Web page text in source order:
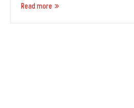
Read more